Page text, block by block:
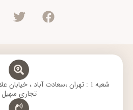
c
e
o
i
t
e
r
شعبه 1 : تهران ،سعادت آباد ،
تجاری سهیل